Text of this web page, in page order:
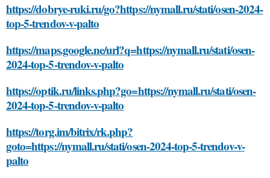
https://dobrye-ruki.ru/go?https://nymall.ru/stati/osen-2024-
top-5-trendov-v-palto
https://maps.google.ne/url?q=https://nymall.ru/stati/osen-
2024-top-5-trendov-v-palto
https://optik.ru/links.php?go=https://nymall.ru/stati/osen-
2024-top-5-trendov-v-palto
https://torg.im/bitrix/rk.php?
goto=https://nymall.ru/stati/osen-2024-top-5-trendov-v-
palto